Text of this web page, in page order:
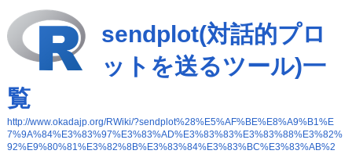
sendplot(対話的プロ
ットを送るツール)一
覧
http://www.okadajp.org/RWiki/?sendplot%28%E5%AF%BE%E8%A9%B1%E
7%9A%84%E3%83%97%E3%83%AD%E3%83%83%E3%83%88%E3%82%
92%E9%80%81%E3%82%8B%E3%83%84%E3%83%BC%E3%83%AB%2